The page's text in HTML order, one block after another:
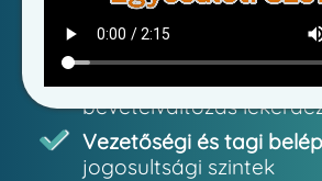
,
mentése
Statisztikai adatok,
bevételváltozás
Vezetőségi és tagi
jogosultsági szintek